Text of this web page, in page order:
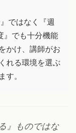
ではなく『週
』でも十分機能
かけ、講師がお
れる環境を選ぶ
す。
』ものではな